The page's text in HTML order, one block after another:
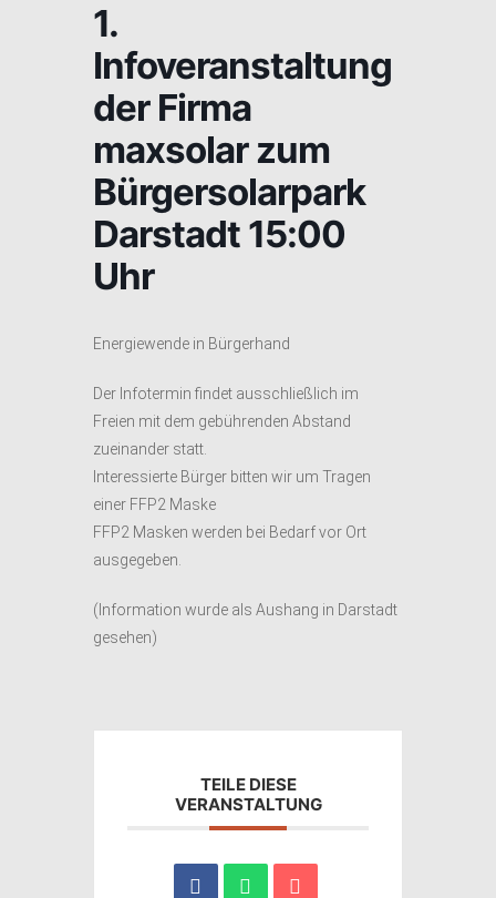
1.
Infoveranstaltung
der Firma
maxsolar zum
Bürgersolarpark
Darstadt 15:00
Uhr
Energiewende in Bürgerhand
Der Infotermin findet ausschließlich im
Freien mit dem gebührenden Abstand
zueinander statt.
Interessierte Bürger bitten wir um Tragen
einer FFP2 Maske
FFP2 Masken werden bei Bedarf vor Ort
ausgegeben.
(Information wurde als Aushang in Darstadt
gesehen)
TEILE DIESE
VERANSTALTUNG